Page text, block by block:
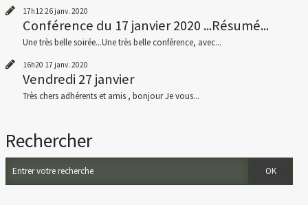
17h1226 janv. 2020
Conférence du 17 janvier 2020 ...Résumé...
Une très belle soirée...Une très belle conférence, avec...
16h20 17 janv. 2020
Vendredi 27 janvier
Très chers adhérents et amis , bonjour Je vous...
Rechercher